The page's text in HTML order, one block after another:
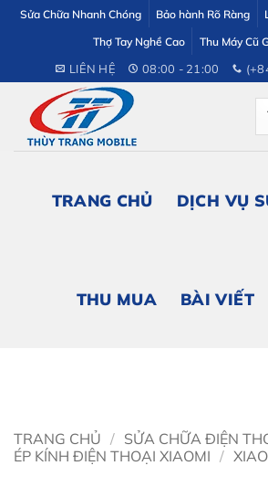
dung
Sửa Chữa Nhanh Chóng Bảo hành Rõ Ràng
Thợ Tay Nghề Cao
Thu Máy Cũ
LIÊN HỆ 08:00 - 21:00
TRANG CHỦ DỊCH VỤ
THU MUA BÀI VIẾT
TRANG CHỦ / SỬA CHỮA ĐIỆN
ÉP KÍNH ĐIỆN THOẠI XIAOMI /